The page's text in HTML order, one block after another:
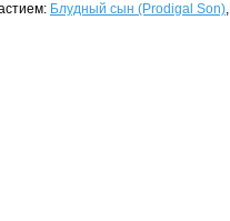
Блудный сын (Prodigal Son),